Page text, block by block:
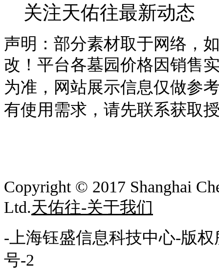
关注天佑往最新动态
声明：部分素材取于网络，
改！平台各墓园价格因销售
为准， 网站展示信息仅做参
有使用需求，请先联系获取
Copyright © 2017 Shanghai
Ltd.天佑往-关于我们
-上海钰盛信息科技中心-版
号-2